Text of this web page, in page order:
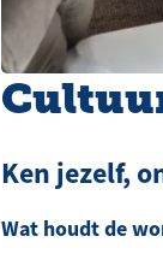
Ken jezelf,
Wat houdt de